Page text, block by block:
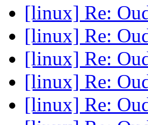
[linux] Re:
[linux] Re:
[linux] Re:
[linux] Re:
[linux] Re: